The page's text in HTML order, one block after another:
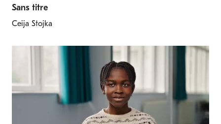
Sans titre
Ceija Stojka